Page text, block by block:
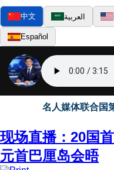
中文 العربية
Español
名人媒体联合国
现场直播：20国
元首巴厘岛会晤